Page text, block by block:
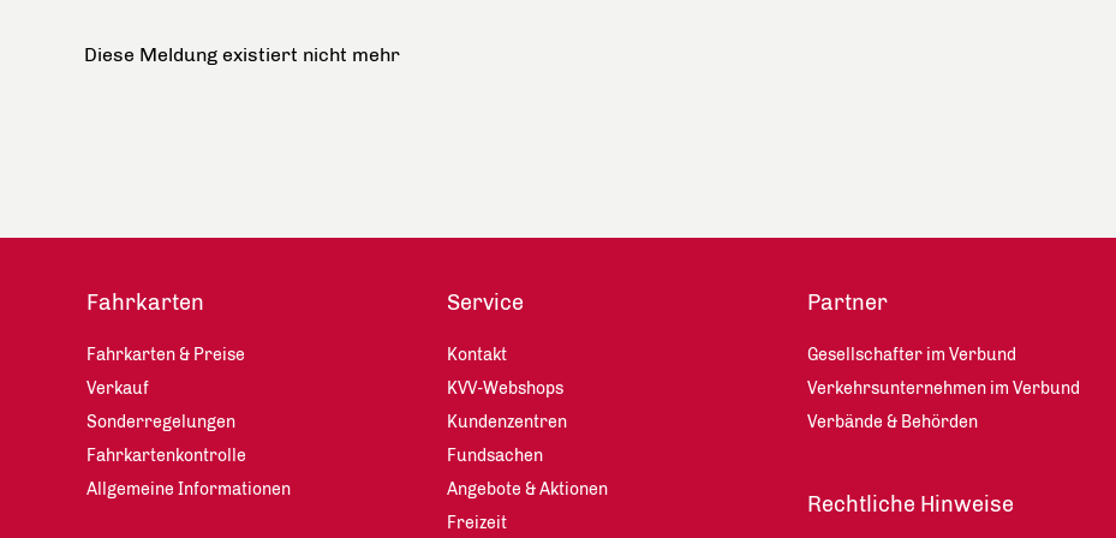
Diese Meldung existiert nicht mehr
Fahrkarten
Fahrkarten & Preise
Verkauf
Sonderregelungen
Fahrkartenkontrolle
Allgemeine Informationen
Service
Kontakt
KVV-Webshops
Kundenzentren
Fundsachen
Angebote & Aktionen
Freizeit
Partner
Gesellschafter im Verbund
Verkehrsunternehmen im Verbund
Verbände & Behörden
Rechtliche Hinweise